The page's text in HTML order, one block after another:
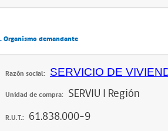
Organismo demandante
Razón social: SERVICIO DE
Unidad de compra: SERVIU I Región
R.U.T.: 61.838.000-9